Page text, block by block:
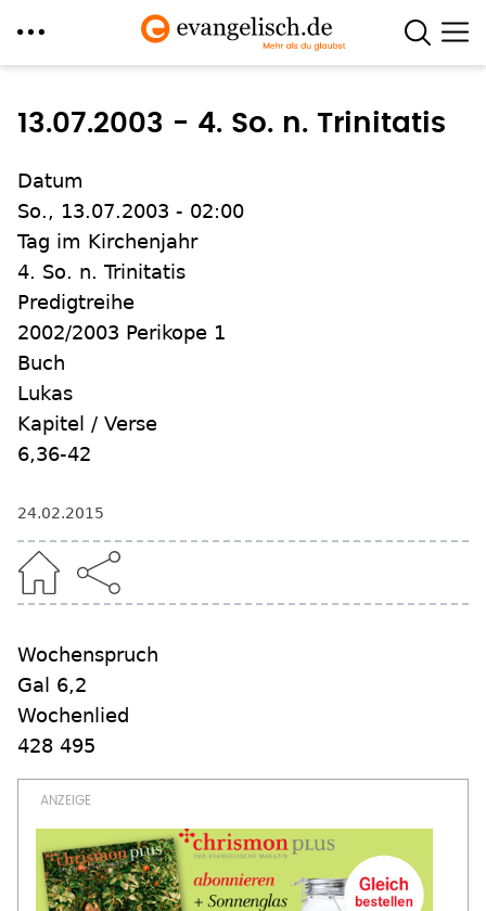
zum
13.07.2003 - 4. So. n. Trinitatis
Datum
So., 13.07.2003 - 02:00
Tag im Kirchenjahr
4. So. n. Trinitatis
Predigtreihe
2002/2003 Perikope 1
Buch
Lukas
Kapitel / Verse
6,36-42
24.02.2015
Wochenspruch
Gal 6,2
Wochenlied
428 495